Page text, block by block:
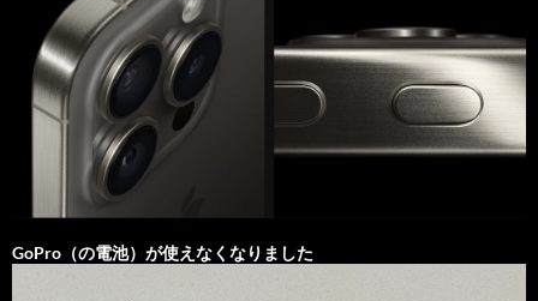
GoPro（の電池）が使えなくなりました